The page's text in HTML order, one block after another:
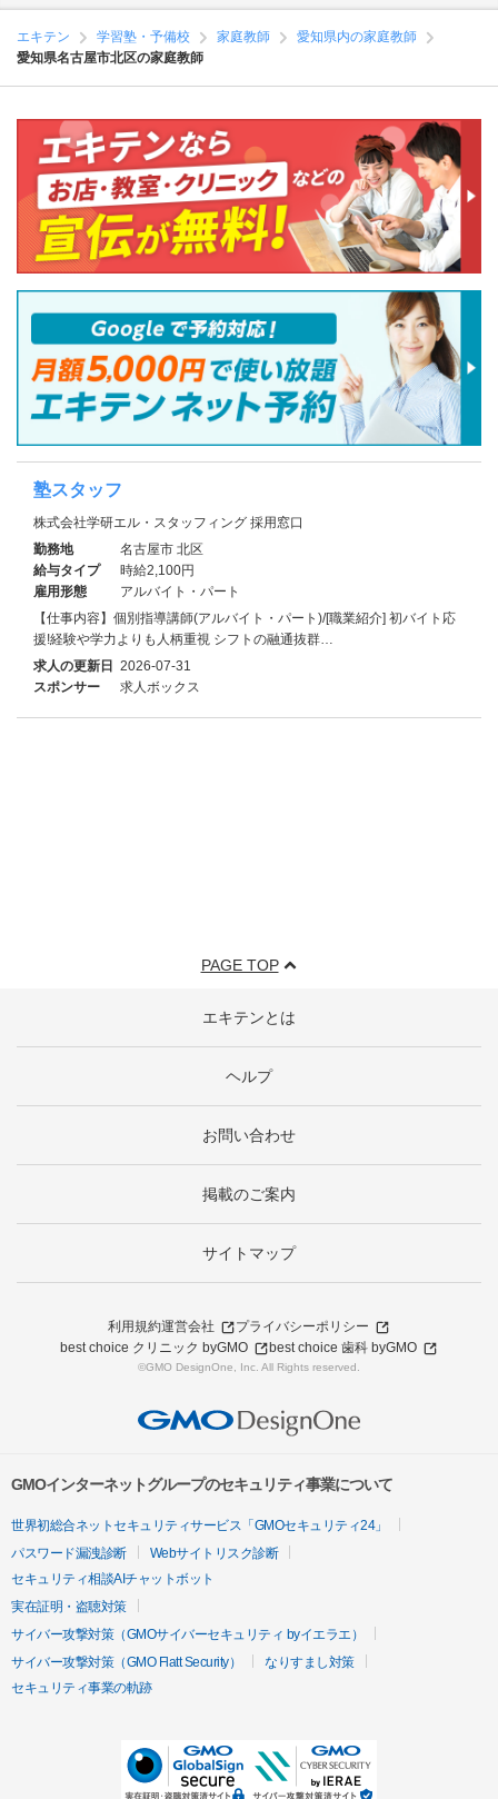
エキテン 学習塾・予備校 家庭教師
愛知県内の家庭教師
愛知県名古屋市北区の家庭教師
塾スタッフ
株式会社学研エル・スタッフィング 採用窓口
勤務地
名古屋市 北区
給与タイプ
時給2,100円
雇用形態
アルバイト・パート
【仕事内容】個別指導講師(アルバイト・パート)/[職業紹介] 初バイト応
援!経験や学力よりも人柄重視 シフトの融通抜群…
求人の更新日 2026-07-31
スポンサー
求人ボックス
PAGE TOP
エキテンとは
ヘルプ
お問い合わせ
掲載のご案内
サイトマップ
利用規約運営会社
プライバシーポリシー
best choice クリニック byGMO
best choice 歯科 byGMO
©GMO DesignOne, Inc. All Rights reserved.
GMOインターネットグループのセキュリティ事業について
世界初総合ネットセキュリティサービス「GMOセキュリティ24」
パスワード漏洩診断
Webサイトリスク診断
セキュリティ相談AIチャットボット
実在証明・盗聴対策
サイバー攻撃対策（GMOサイバーセキュリティ byイエラエ）
サイバー攻撃対策（GMO Flatt Security）
なりすまし対策
セキュリティ事業の軌跡